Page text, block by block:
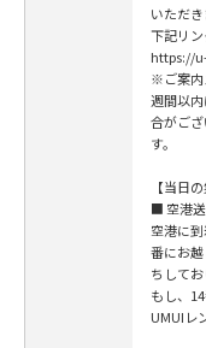
いただき
下記リ
https://
※ご案内
週間以
合がご
す。
【当日
■ 空港
空港に
番にお
ちしてお
もし、
UMUIレ